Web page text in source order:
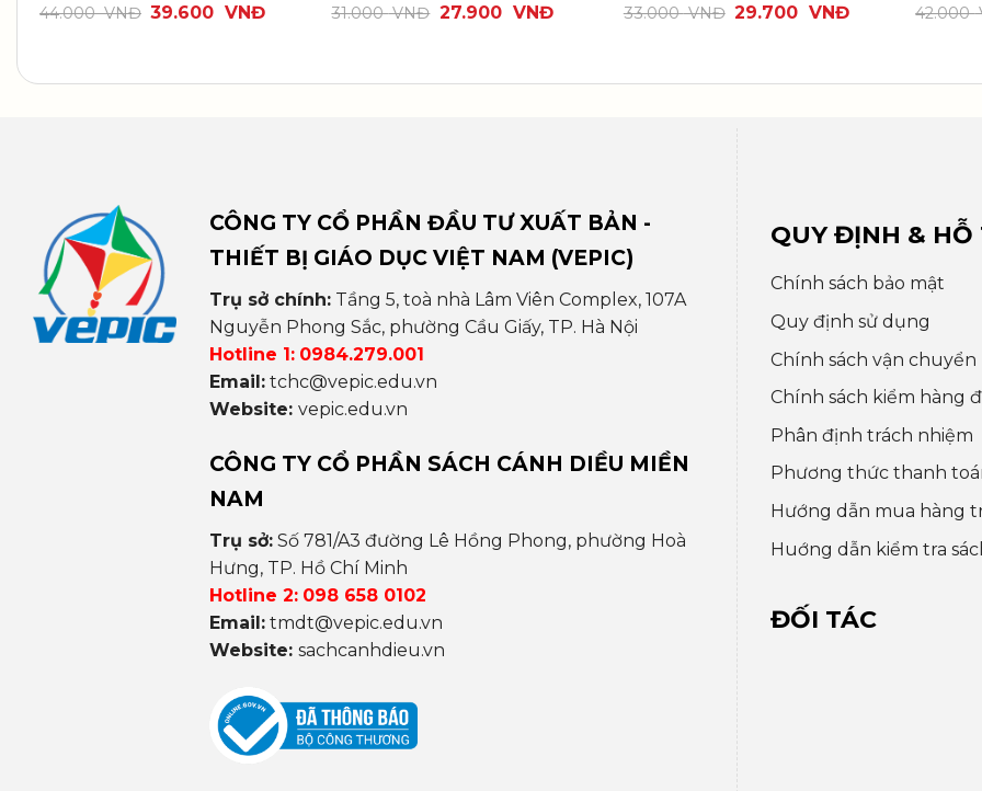
44.000VNĐ 39.600 VNĐ 31.000VNĐ 27.900 VNĐ 33.000VNĐ 29.700 VNĐ 42.000
CÔNG TY CỔ PHẦN ĐẦU TƯ XUẤT BẢN -
THIẾT BỊ GIÁO DỤC VIỆT NAM (VEPIC)
Trụ sở chính:Tầng 5, toà nhà Lâm Viên Complex, 107A
Nguyễn Phong Sắc, phường Cầu Giấy, TP. Hà Nội
Hotline 1: 0984.279.001
Email: tchc@vepic.edu.vn
Website: vepic.edu.vn
CÔNG TY CỔ PHẦN SÁCH CÁNH DIỀU MIỀN
NAM
Trụ sở:Số 781/A3 đường Lê Hồng Phong, phường Hoà
Hưng, TP. Hồ Chí Minh
Hotline 2: 098 658 0102
Email: tmdt@vepic.edu.vn
Website: sachcanhdieu.vn
QUY ĐỊNH & HỖ
Chính sách bảo mật
Quy định sử dụng
Chính sách vận chuyển
Chính sách kiểm hàng
Phân định trách nhiệm
Phương thức thanh
Hướng dẫn mua hàng
Huớng dẫn kiểm tra
ĐỐI TÁC